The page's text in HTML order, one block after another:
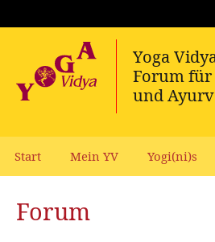
Start Mein YV Yogi(ni)s
Forum